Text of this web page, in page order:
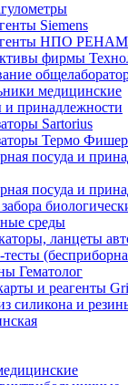
Siemens
НПО РЕНАМ
фирмы
медицинские
и принадлежности
Sartorius
Термо
посуда и
посуда и
среды
ланцеты
Гематолог
и реагенты
силикона и